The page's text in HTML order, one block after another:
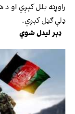
راوړنه بلل کېږي او
ډلې ګڼل کېږي.
ډېر لیدل شوي